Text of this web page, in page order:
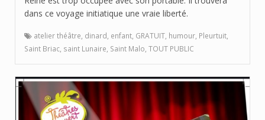
dans ce voyage initiatique une vraie liberté.
atelier théâtre dinard enfant GRATUIT humour Pleurtuit
Saint Briac saint Lunaire Saint Malo TOUT PUBLIC